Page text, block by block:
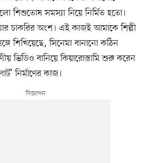
শিশুতোষ সমস্যা নিয়ে নির্মিত হতো।
চাকরির অংশ। এই কাজই আমাকে শিল্পী
শিখিয়েছে, সিনেমা বানানো কঠিন
ভিডিও বানিয়ে কিয়ারোস্তামি শুরু করেন
নির্মাণের কাজ।